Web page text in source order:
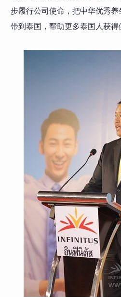
步履行公司使命，把中华优秀
带到泰国，帮助更多泰国人获得